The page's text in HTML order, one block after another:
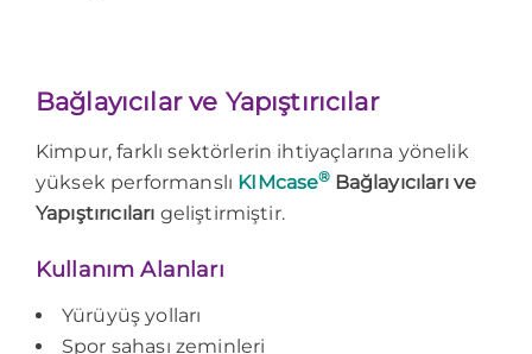
Bağlayıcılar ve Yapıştırıcılar
Kimpur, farklı sektörlerin ihtiyaçlarına yönelik
yüksek performanslı KIMcase® Bağlayıcıları ve
Yapıştırıcıları geliştirmiştir.
Kullanım Alanları
Yürüyüş yolları
Spor sahası zeminleri